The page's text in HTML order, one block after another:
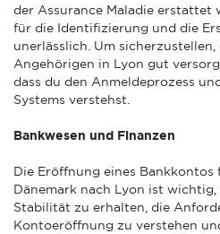
der Assurance Maladie erstattet
für die Identifizierung und die
unerlässlich. Um
Angehörigen in Lyon gut
dass du den Anmeldeprozess
Systems verstehst.
Bankwesen und Finanzen
Die Eröffnung eines Bankkontos
Dänemark nach Lyon ist
Stabilität zu erhalten, die
Kontoeröffnung zu verstehen